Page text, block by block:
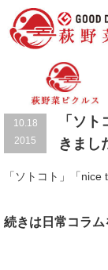
お知らせ
10.18
2015
「ソ
きまし
「ソトコト」「
続きは日常コラム